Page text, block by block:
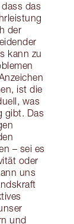
das
der
kann zu
ist die
was
gibt. Das
– sei es
oder
uns
und